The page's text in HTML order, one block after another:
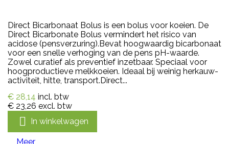
Direct Bicarbonaat Bolus is een bolus voor koeien. De
Direct Bicarbonate Bolus vermindert het risico van
acidose (pensverzuring).Bevat hoogwaardig bicarbonaat
voor een snelle verhoging van de pens pH-waarde.
Zowel curatief als preventief inzetbaar. Speciaal voor
hoogproductieve melkkoeien. Ideaal bij weinig herkauw-
activiteit, hitte, transport.Direct...
€ 28,14 incl. btw
€ 23,26 excl. btw
 In winkelwagen
Meer